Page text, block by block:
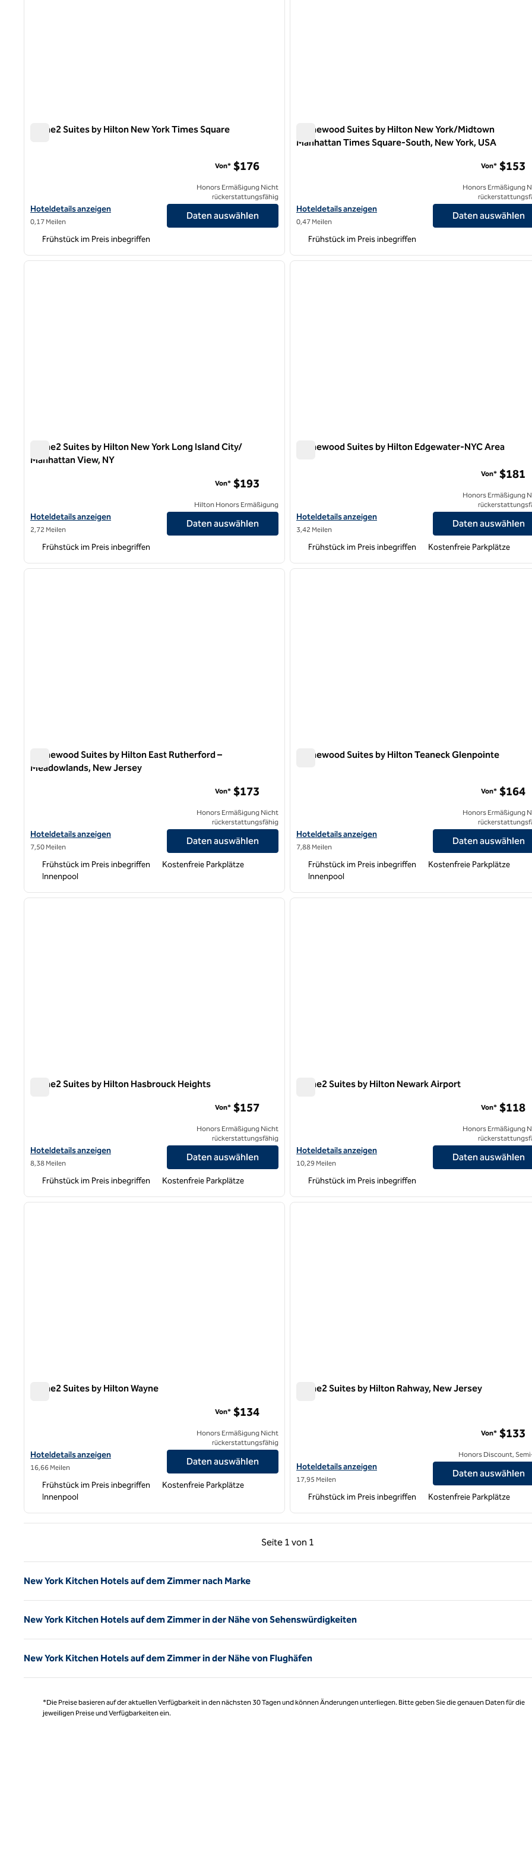
Home2 Suites by Hilton New York Times Square
Hoteldetails für Home2 Suites by Hilton New York Times Square anzeigen
Hoteldetails anzeigen
0,17 Meilen
Von* $176
Honors Ermäßigung Nicht
rückerstattungsfähig
Daten auswählen
Frühstück im Preis inbegriffen
Homewood Suites by Hilton New York/Midtown
Manhattan Times Square-South, New York, USA
Hoteldetails für Homewood Suites by Hilton New York/Midtown
Hoteldetails anzeigen
0,47 Meilen
Von* $153
Honors Ermäßigung
Daten auswählen
Frühstück im Preis inbegriffen
1 von 12
nächstes Bild
Home2 Suites by Hilton New York Long Island City/
Manhattan View, NY
Hoteldetails für Home2 Suites by Hilton New York Long Island City/Manhattan View, New York anzeigen
Hoteldetails anzeigen
2,72 Meilen
Von* $193
Hilton Honors Ermäßigung
Daten auswählen
Frühstück im Preis inbegriffen
1 von 12
Homewood Suites by Hilton Edgewater-NYC Area
Hoteldetails für Homewood Suites by Hilton Edgewater-NYC
Hoteldetails anzeigen
3,42 Meilen
Von* $181
Honors Ermäßigung
Daten auswählen
Frühstück im Preis inbegriffen Kostenfreie Parkplätze
1 von 13
nächstes Bild
Homewood Suites by Hilton East Rutherford –
Meadowlands, New Jersey
Hoteldetails für Homewood Suites by Hilton East Rutherford – Meadowlands, New Jersey anzeigen
Hoteldetails anzeigen
7,50 Meilen
Von* $173
Honors Ermäßigung Nicht
rückerstattungsfähig
Daten auswählen
Frühstück im Preis inbegriffen
Kostenfreie Parkplätze
Innenpool
1 von 12
Homewood Suites by Hilton Teaneck Glenpointe
Hoteldetails für Homewood Suites by Hilton Teaneck Glenpointe
Hoteldetails anzeigen
7,88 Meilen
Von* $164
Honors Ermäßigung
Daten auswählen
Frühstück im Preis inbegriffen
Kostenfreie Parkplätze
Innenpool
1 von 12
nächstes Bild
Home2 Suites by Hilton Hasbrouck Heights
Hoteldetails für Home2 Suites by Hilton Hasbrouck Heights anzeigen
Hoteldetails anzeigen
8,38 Meilen
Von* $157
Honors Ermäßigung Nicht
rückerstattungsfähig
Daten auswählen
Frühstück im Preis inbegriffen Kostenfreie Parkplätze
1 von 12
Home2 Suites by Hilton Newark Airport
Hoteldetails für Home2 Suites by Hilton Newark Airport anzeigen
Hoteldetails anzeigen
10,29 Meilen
Von* $118
Honors Ermäßigung
Daten auswählen
Frühstück im Preis inbegriffen
1 von 12
nächstes Bild
Home2 Suites by Hilton Wayne
Hoteldetails für Home2 Suites by Hilton Wayne anzeigen
Hoteldetails anzeigen
16,66 Meilen
Von* $134
Honors Ermäßigung Nicht
rückerstattungsfähig
Daten auswählen
Frühstück im Preis inbegriffen
Kostenfreie Parkplätze
Innenpool
1 von 9
Home2 Suites by Hilton Rahway, New Jersey
Hoteldetails für Home2 Suites by Hilton Rahway, New Jersey
Hoteldetails anzeigen
17,95 Meilen
Von* $133
Honors Discount,
Daten auswählen
Frühstück im Preis inbegriffen Kostenfreie Parkplätze
Seite 1 von 1
Vorherige Seite, 1 von 1
Seite 1 von 1
New York Kitchen Hotels auf dem Zimmer nach Marke
New York Kitchen Hotels auf dem Zimmer in der Nähe von Sehenswürdigkeiten
New York Kitchen Hotels auf dem Zimmer in der Nähe von Flughäfen
*Die Preise basieren auf der aktuellen Verfügbarkeit in den nächsten 30 Tagen und können Änderungen unterliegen. Bitte geben Sie die genauen Daten für die
jeweiligen Preise und Verfügbarkeiten ein.